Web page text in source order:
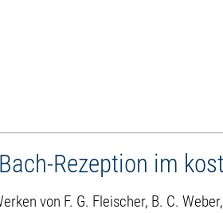
Rezeption im
von F. G. Fleischer, B. C.